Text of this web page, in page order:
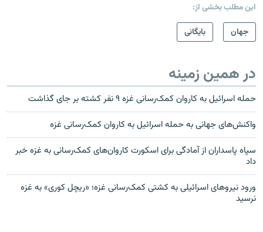
این مطلب بخشی از:
جهان
بایگانی
در همین زمینه
حمله اسرائیل به کاروان کمک‌رسانی غزه ۹ نفر کشته بر جای گذاشت
واکنش‌های جهانی به حمله اسرائیل به کاروان کمک‌رسانی غزه
سپاه پاسداران از آمادگی برای اسکورت کاروان‌های کمک‌رسانی به غزه خبر
داد
ورود نیروهای اسرائیلی به کشتی کمک‌رسانی غزه؛ «ریچل کوری» به غزه
نرسید